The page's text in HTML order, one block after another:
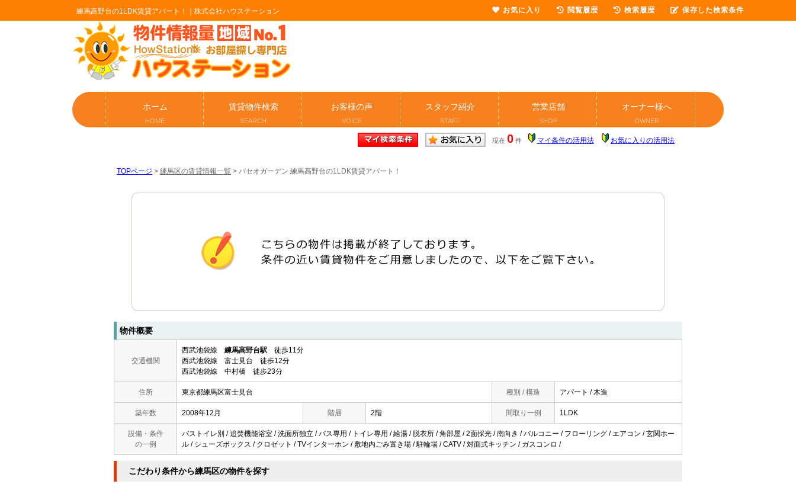
練馬高野台の1LDK賃貸アパート！｜株式会社ハウステーション
ホーム
HOME
賃貸物件検索
SEARCH
お客様の声
VOICE
スタッフ紹介
STAFF
営業店舗
SHOP
オーナー様へ
OWNER
現在 0 件 マイ条件の活用法 お気に入りの活用法
TOPページ > 練馬区の賃貸情報一覧 > パセオガーデン 練馬高野台の1LDK賃貸アパート！
物件概要
交通機関
西武池袋線 練馬高野台駅 徒歩11分
西武池袋線 富士見台 徒歩12分
西武池袋線 中村橋 徒歩23分
住所 東京都練馬区富士見台 種別 / 構造 アパート / 木造
築年数 2008年12月 階層 2階 間取り一例 1LDK
設備・条件
の一例
バストイレ別 / 追焚機能浴室 / 洗面所独立 / バス専用 / トイレ専用 / 給湯 / 脱衣所 / 角部屋 / 2面採光 / 南向き / バルコニー / フローリング / エアコン / 玄関ホー
ル / シューズボックス / クロゼット / TVインターホン / 敷地内ごみ置き場 / 駐輪場 / CATV / 対面式キッチン / ガスコンロ /
こだわり条件から練馬区の物件を探す
お気に入り 閲覧履歴 検索履歴 保存した検索条件